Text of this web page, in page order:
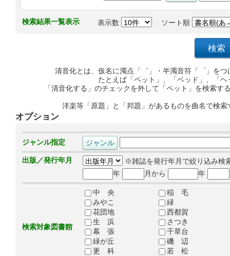
検索結果一覧表示 表示数 ソート順
清音化とは、仮名に濁点「゛」・半濁音符「゜」を
たとえば「ペット」、「ベッド」、「
「清音化する」のチェックを外して「ペット」を検索
洋楽等「原題」と「邦題」があるものを曲名で検
オプション
ジャンル指定
出版／発行年月
※雑誌を発行年月で絞り込み検
年
月から 年
検索対象図書館
中 央
稲 毛
みやこ
緑
花団地
西都賀
生 浜
さつき
幕 張
千草台
緑が丘
磯 辺
更 科
若 松